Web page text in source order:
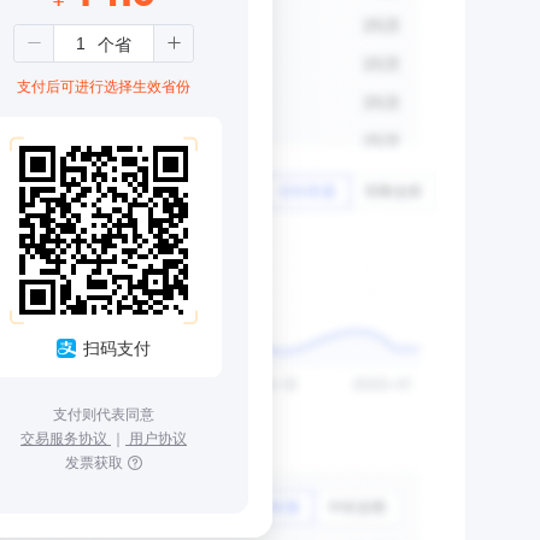
支付后可进行选择生效省份
扫码支付
支付则代表同意
交易服务协议 ｜ 用户协议
发票获取